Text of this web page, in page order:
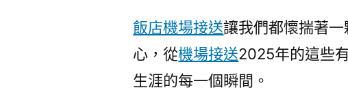
飯店機場接送讓我們都懷揣著
心，從機場接送2025年的這些
生涯的每一個瞬間。